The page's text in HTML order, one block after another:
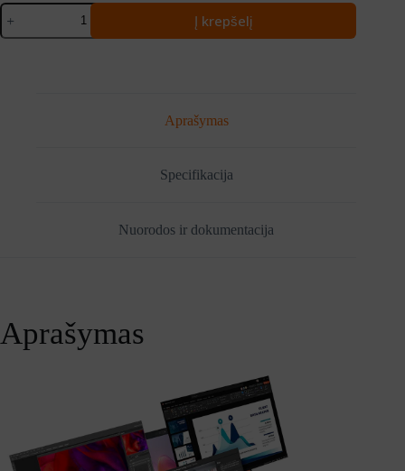
produkto
kiekis:
LENOVO
Į krepšelį
Aprašymas
Specifikacija
Nuorodos ir dokumentacija
Aprašymas